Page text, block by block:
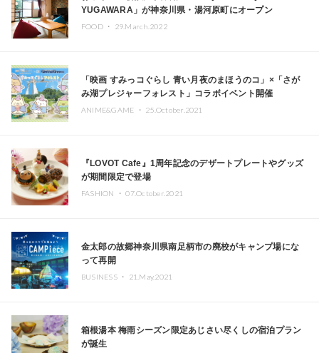
YUGAWARA」が神奈川県・湯河原町にオープン
FOOD ・ 29.March.2022
「映画 すみっコぐらし 青い月夜のまほうのコ」×「さが
み湖プレジャーフォレスト」コラボイベント開催
ANIME&GAME ・ 25.October.2021
『LOVOT Cafe』1周年記念のデザートプレートやグッズ
が期間限定で登場
FASHION ・07.October.2021
金太郎の故郷神奈川県南足柄市の廃校がキャンプ場にな
って再開
BUSINESS ・ 21.May.2021
箱根湯本 梅雨シーズン限定あじさい尽くしの宿泊プラン
が誕生